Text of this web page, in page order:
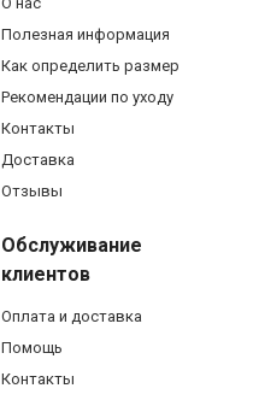
Полезная информация
Как определить размер
Рекомендации по уходу
Контакты
Доставка
Отзывы
Обслуживание
клиентов
Оплата и доставка
Помощь
Контакты